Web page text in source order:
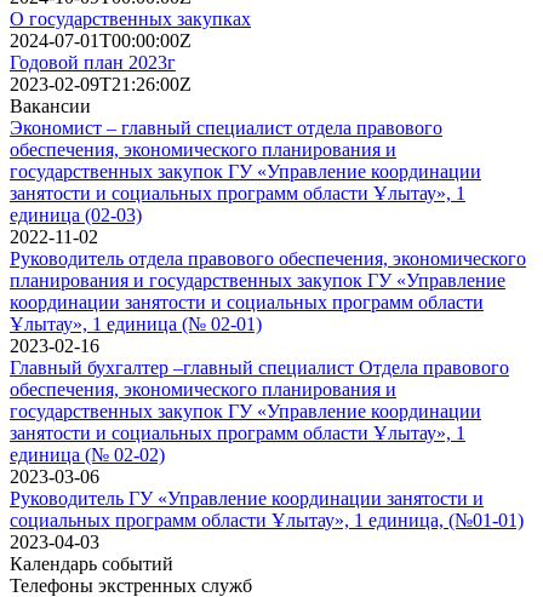
О государственных закупках
2024-07-01T00:00:00Z
Годовой план 2023г
2023-02-09T21:26:00Z
Вакансии
Экономист – главный специалист отдела правового
обеспечения, экономического планирования и
государственных закупок ГУ «Управление координации
занятости и социальных программ области Ұлытау», 1
единица (02-03)
2022-11-02
Руководитель отдела правового обеспечения, экономического
планирования и государственных закупок ГУ «Управление
координации занятости и социальных программ области
Ұлытау», 1 единица (№ 02-01)
2023-02-16
Главный бухгалтер –главный специалист Отдела правового
обеспечения, экономического планирования и
государственных закупок ГУ «Управление координации
занятости и социальных программ области Ұлытау», 1
единица (№ 02-02)
2023-03-06
Руководитель ГУ «Управление координации занятости и
социальных программ области Ұлытау», 1 единица, (№01-01)
2023-04-03
Календарь событий
Телефоны экстренных служб